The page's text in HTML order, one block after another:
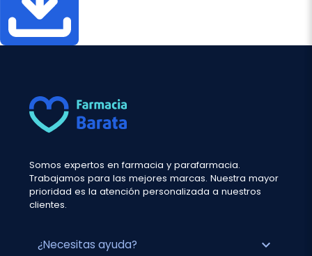
Somos expertos en farmacia y parafarmacia.
Trabajamos para las mejores marcas. Nuestra mayor
prioridad es la atención personalizada a nuestros
clientes.
¿Necesitas ayuda? expand_more